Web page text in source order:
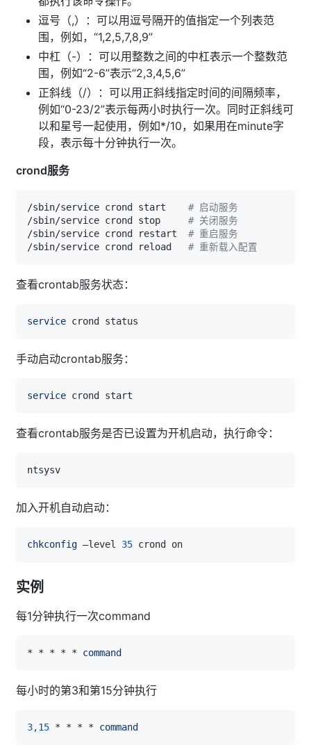
逗号（,）：可以用逗号隔开的值指定一个列表范
围，例如，“1,2,5,7,8,9”
中杠（-）：可以用整数之间的中杠表示一个整数范
围，例如“2-6”表示“2,3,4,5,6”
正斜线（/）：可以用正斜线指定时间的间隔频率，
例如“0-23/2”表示每两小时执行一次。同时正斜线可
以和星号一起使用，例如*/10，如果用在minute字
段，表示每十分钟执行一次。
crond服务
/sbin/service crond start # 启动服务
/sbin/service crond stop # 关闭服务
/sbin/service crond restart # 重启服务
/sbin/service crond reload # 重新载入配置
查看crontab服务状态：
service
手动启动crontab服务：
service
查看crontab服务是否已设置为开机启动，执行命令：
加入开机自动启动：
chkconfig –level 35
实例
每1分钟执行一次command
* * * * * command
每小时的第3和第15分钟执行
3,15 * * * * command